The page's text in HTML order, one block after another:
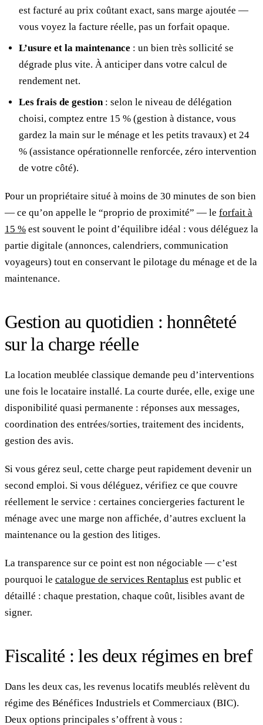
est facturé au prix coûtant exact, sans marge ajoutée —
vous voyez la facture réelle, pas un forfait opaque.
L’usure et la maintenance : un bien très sollicité se
dégrade plus vite. À anticiper dans votre calcul de
rendement net.
Les frais de gestion: selon le niveau de délégation
choisi, comptez entre 15 % (gestion à distance, vous
gardez la main sur le ménage et les petits travaux) et 24
% (assistance opérationnelle renforcée, zéro intervention
de votre côté).
Pour un propriétaire situé à moins de 30 minutes de son bien
— ce qu’on appelle le “proprio de proximité” — le forfait à
15 % est souvent le point d’équilibre idéal : vous déléguez la
partie digitale (annonces, calendriers, communication
voyageurs) tout en conservant le pilotage du ménage et de la
maintenance.
Gestion au quotidien : honnêteté
sur la charge réelle
La location meublée classique demande peu d’interventions
une fois le locataire installé. La courte durée, elle, exige une
disponibilité quasi permanente : réponses aux messages,
coordination des entrées/sorties, traitement des incidents,
gestion des avis.
Si vous gérez seul, cette charge peut rapidement devenir un
second emploi. Si vous déléguez, vérifiez ce que couvre
réellement le service : certaines conciergeries facturent le
ménage avec une marge non affichée, d’autres excluent la
maintenance ou la gestion des litiges.
La transparence sur ce point est non négociable — c’est
pourquoi le catalogue de services Rentaplus est public et
détaillé : chaque prestation, chaque coût, lisibles avant de
signer.
Fiscalité : les deux régimes en bref
Dans les deux cas, les revenus locatifs meublés relèvent du
régime des Bénéfices Industriels et Commerciaux (BIC).
Deux options principales s’offrent à vous :